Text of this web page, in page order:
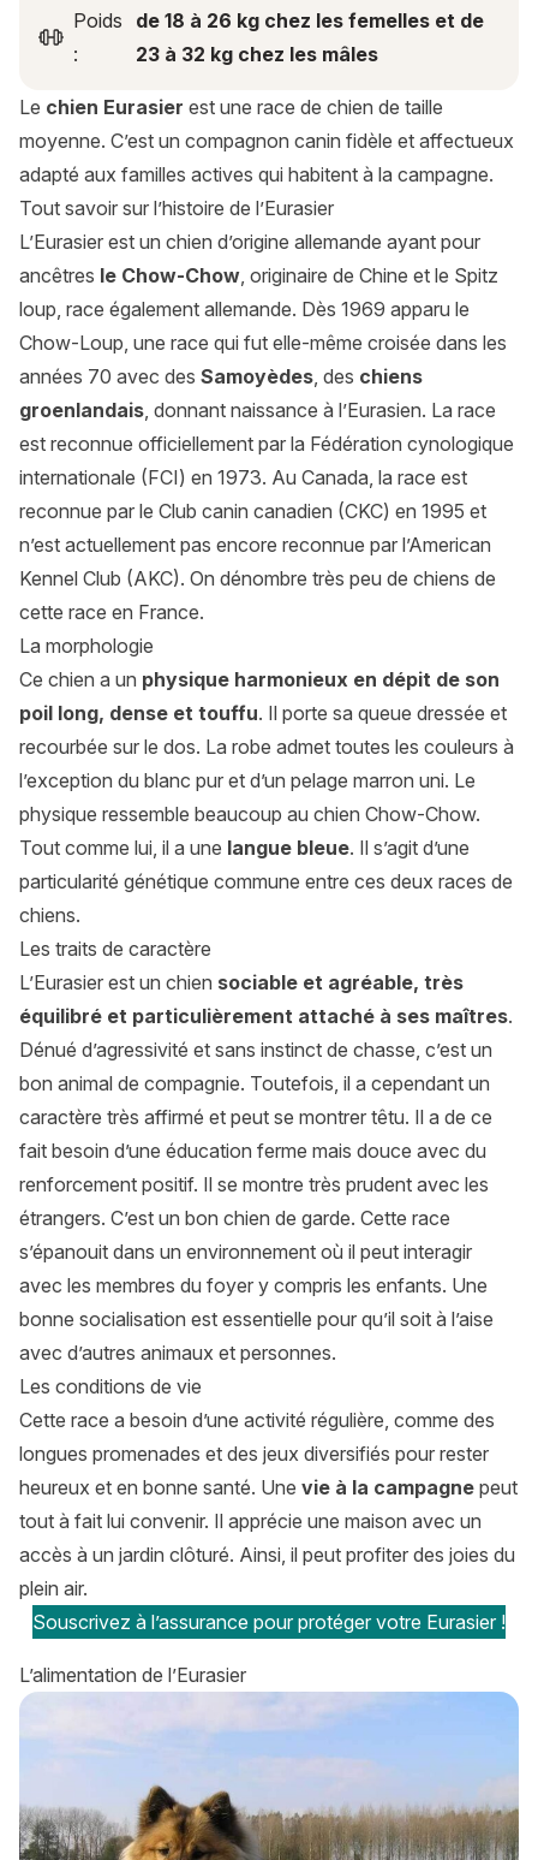
Poids
:
de 18 à 26 kg chez les femelles et de
23 à 32 kg chez les mâles
Le chien Eurasier est une race de chien de taille
moyenne. C’est un compagnon canin fidèle et affectueux
adapté aux familles actives qui habitent à la campagne.
Tout savoir sur l’histoire de l’Eurasier
L’Eurasier est un chien d’origine allemande ayant pour
ancêtres le Chow-Chow, originaire de Chine et le Spitz
loup, race également allemande. Dès 1969 apparu le
Chow-Loup, une race qui fut elle-même croisée dans les
années 70 avec des Samoyèdes, des chiens
groenlandais, donnant naissance à l’Eurasien. La race
est reconnue officiellement par la Fédération cynologique
internationale (FCI) en 1973. Au Canada, la race est
reconnue par le Club canin canadien (CKC) en 1995 et
n’est actuellement pas encore reconnue par l’American
Kennel Club (AKC). On dénombre très peu de chiens de
cette race en France.
La morphologie
Ce chien a un physique harmonieux en dépit de son
poil long, dense et touffu. Il porte sa queue dressée et
recourbée sur le dos. La robe admet toutes les couleurs à
l’exception du blanc pur et d’un pelage marron uni. Le
physique ressemble beaucoup au chien Chow-Chow.
Tout comme lui, il a une langue bleue. Il s’agit d’une
particularité génétique commune entre ces deux races de
chiens.
Les traits de caractère
L’Eurasier est un chien sociable et agréable, très
équilibré et particulièrement attaché à ses maîtres.
Dénué d’agressivité et sans instinct de chasse, c’est un
bon animal de compagnie. Toutefois, il a cependant un
caractère très affirmé et peut se montrer têtu. Il a de ce
fait besoin d’une éducation ferme mais douce avec du
renforcement positif. Il se montre très prudent avec les
étrangers. C’est un bon chien de garde. Cette race
s’épanouit dans un environnement où il peut interagir
avec les membres du foyer y compris les enfants. Une
bonne socialisation est essentielle pour qu’il soit à l’aise
avec d’autres animaux et personnes.
Les conditions de vie
Cette race a besoin d’une activité régulière, comme des
longues promenades et des jeux diversifiés pour rester
heureux et en bonne santé. Une vie à la campagne peut
tout à fait lui convenir. Il apprécie une maison avec un
accès à un jardin clôturé. Ainsi, il peut profiter des joies du
plein air.
Souscrivez à l’assurance pour protéger votre Eurasier !
L’alimentation de l’Eurasier